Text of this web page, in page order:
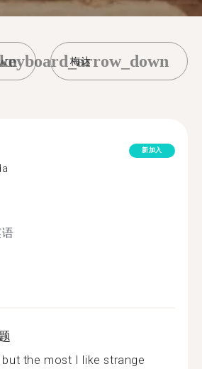
梅达
keyboard_arrow_down
新加入
but the most I like strange